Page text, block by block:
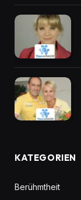
KATEGORIEN
Berühmtheit